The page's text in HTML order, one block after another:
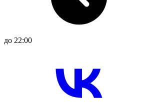
до 22:00